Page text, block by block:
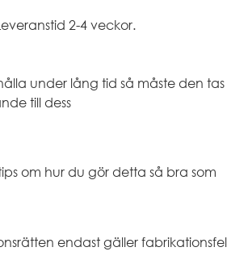
2-4 veckor.
under lång tid så måste den tas
till dess
om hur du gör detta så bra som
endast gäller fabrikationsfel